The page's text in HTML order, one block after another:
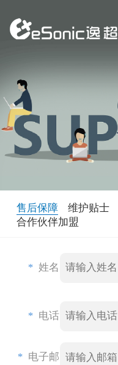
售后保障 维护贴士
合作伙伴加盟
* 姓名
* 电话
* 电子邮